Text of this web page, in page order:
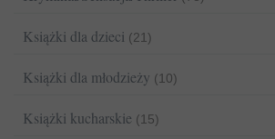
Książki dla dzieci (21)
Książki dla młodzieży (10)
Książki kucharskie (15)